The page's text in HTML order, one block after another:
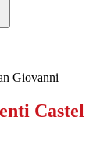
Giovanni
Castel